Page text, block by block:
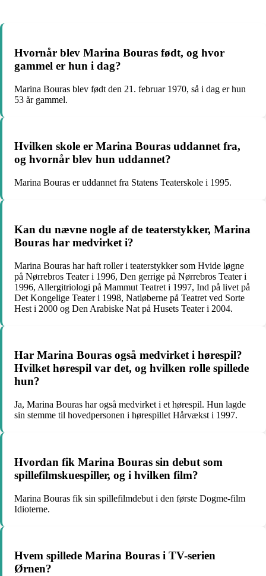
Hvornår blev Marina Bouras født, og hvor
gammel er hun i dag?
Marina Bouras blev født den 21. februar 1970, så i dag er hun
53 år gammel.
Hvilken skole er Marina Bouras uddannet fra,
og hvornår blev hun uddannet?
Marina Bouras er uddannet fra Statens Teaterskole i 1995.
Kan du nævne nogle af de teaterstykker, Marina
Bouras har medvirket i?
Marina Bouras har haft roller i teaterstykker som Hvide løgne
på Nørrebros Teater i 1996, Den gerrige på Nørrebros Teater i
1996, Allergitriologi på Mammut Teatret i 1997, Ind på livet på
Det Kongelige Teater i 1998, Natløberne på Teatret ved Sorte
Hest i 2000 og Den Arabiske Nat på Husets Teater i 2004.
Har Marina Bouras også medvirket i hørespil?
Hvilket hørespil var det, og hvilken rolle spillede
hun?
Ja, Marina Bouras har også medvirket i et hørespil. Hun lagde
sin stemme til hovedpersonen i hørespillet Hårvækst i 1997.
Hvordan fik Marina Bouras sin debut som
spillefilmskuespiller, og i hvilken film?
Marina Bouras fik sin spillefilmdebut i den første Dogme-film
Idioterne.
Hvem spillede Marina Bouras i TV-serien
Ørnen?